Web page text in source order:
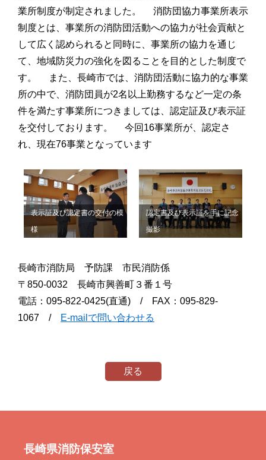
業所制度が制定されました。 消防団協力事業所表示
制度とは、事業所の消防団活動への協力が社会貢献と
して広く認められると同時に、事業所の協力を通じ
て、地域防災力の強化を図ることを目的とした制度で
す。 また、長崎市では、消防団活動に協力的な事業
所の中で、消防団員が2名以上勤務するなど一定の条
件を満たす事業所につきましては、認定証及び表示証
を交付しております。 今回16事業所が、認定さ
れ、現在76事業となっています
表示証及び認定書の交付の模
様
認定書及び表示証を手に記念
撮影
長崎市消防局 予防課 市民消防係
〒850-0032 長崎市興善町３番１号
電話：095-822-0425(直通) / FAX：095-829-
1067 /
E-mailで問い合わせる
戻る
長崎県消防保安室